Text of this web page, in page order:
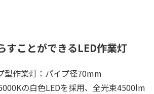
すことができるLED作業灯
作業灯：パイプ径70mm
の白色LEDを採用、全光束4500lm